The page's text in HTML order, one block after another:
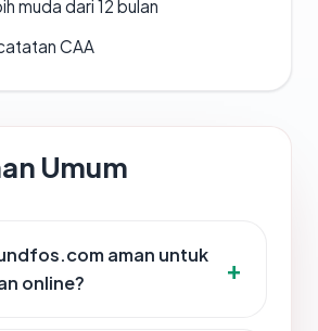
muda dari 12 bulan
CAA
Umum
aman untuk
online?